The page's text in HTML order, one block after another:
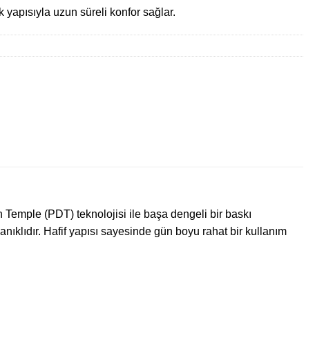
yapısıyla uzun süreli konfor sağlar.
Temple (PDT) teknolojisi ile başa dengeli bir baskı
Hafif yapısı sayesinde gün boyu rahat bir kullanım